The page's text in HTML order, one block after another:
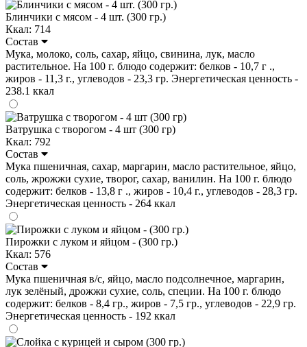
Блинчики с мясом - 4 шт. (300 гр.)
Ккал: 714
Состав
Мука, молоко, соль, сахар, яйцо, свинина, лук, масло
растительное. На 100 г. блюдо содержит: белков - 10,7 г .,
жиров - 11,3 г., углеводов - 23,3 гр. Энергетическая ценность -
238.1 ккал
Ватрушка с творогом - 4 шт (300 гр)
Ккал: 792
Состав
Мука пшеничная, сахар, маргарин, масло растительное, яйцо,
соль, жрожжи сухие, творог, сахар, ванилин. На 100 г. блюдо
содержит: белков - 13,8 г ., жиров - 10,4 г., углеводов - 28,3 гр.
Энергетическая ценность - 264 ккал
Пирожки с луком и яйцом - (300 гр.)
Ккал: 576
Состав
Мука пшеничная в/с, яйцо, масло подсолнечное, маргарин,
лук зелёный, дрожжи сухие, соль, специи. На 100 г. блюдо
содержит: белков - 8,4 гр., жиров - 7,5 гр., углеводов - 22,9 гр.
Энергетическая ценность - 192 ккал